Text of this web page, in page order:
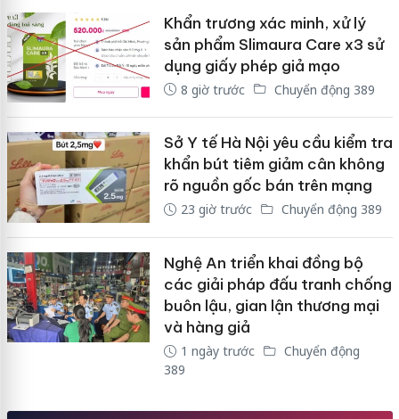
Khẩn trương xác minh, xử lý
sản phẩm Slimaura Care x3 sử
dụng giấy phép giả mạo
8 giờ trước Chuyển động 389
Sở Y tế Hà Nội yêu cầu kiểm tra
khẩn bút tiêm giảm cân không
rõ nguồn gốc bán trên mạng
23 giờ trước Chuyển động 389
Nghệ An triển khai đồng bộ
các giải pháp đấu tranh chống
buôn lậu, gian lận thương mại
và hàng giả
1 ngày trước
Chuyển động
389